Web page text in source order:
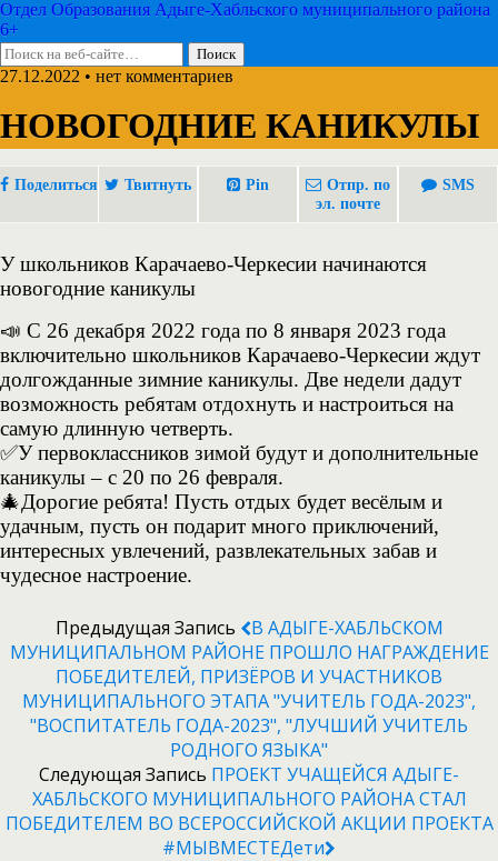
Отдел Образования Адыге-Хабльского муниципального района
6+
27.12.2022 • нет комментариев
НОВОГОДНИЕ КАНИКУЛЫ
Поделиться Твитнуть Pin
Отпр. по
эл. почте
SMS
У школьников Карачаево-Черкесии начинаются
новогодние каникулы
📣 С 26 декабря 2022 года по 8 января 2023 года
включительно школьников Карачаево-Черкесии ждут
долгожданные зимние каникулы. Две недели дадут
возможность ребятам отдохнуть и настроиться на
самую длинную четверть.
✅У первоклассников зимой будут и дополнительные
каникулы – с 20 по 26 февраля.
🎄Дорогие ребята! Пусть отдых будет весёлым и
удачным, пусть он подарит много приключений,
интересных увлечений, развлекательных забав и
чудесное настроение.
Предыдущая Запись
В АДЫГЕ-ХАБЛЬСКОМ
МУНИЦИПАЛЬНОМ РАЙОНЕ ПРОШЛО НАГРАЖДЕНИЕ
ПОБЕДИТЕЛЕЙ, ПРИЗЁРОВ И УЧАСТНИКОВ
МУНИЦИПАЛЬНОГО ЭТАПА "УЧИТЕЛЬ ГОДА-2023",
"ВОСПИТАТЕЛЬ ГОДА-2023", "ЛУЧШИЙ УЧИТЕЛЬ
РОДНОГО ЯЗЫКА"
Следующая Запись ПРОЕКТ УЧАЩЕЙСЯ АДЫГЕ-
ХАБЛЬСКОГО МУНИЦИПАЛЬНОГО РАЙОНА СТАЛ
ПОБЕДИТЕЛЕМ ВО ВСЕРОССИЙСКОЙ АКЦИИ ПРОЕКТА
#МЫВМЕСТЕДети